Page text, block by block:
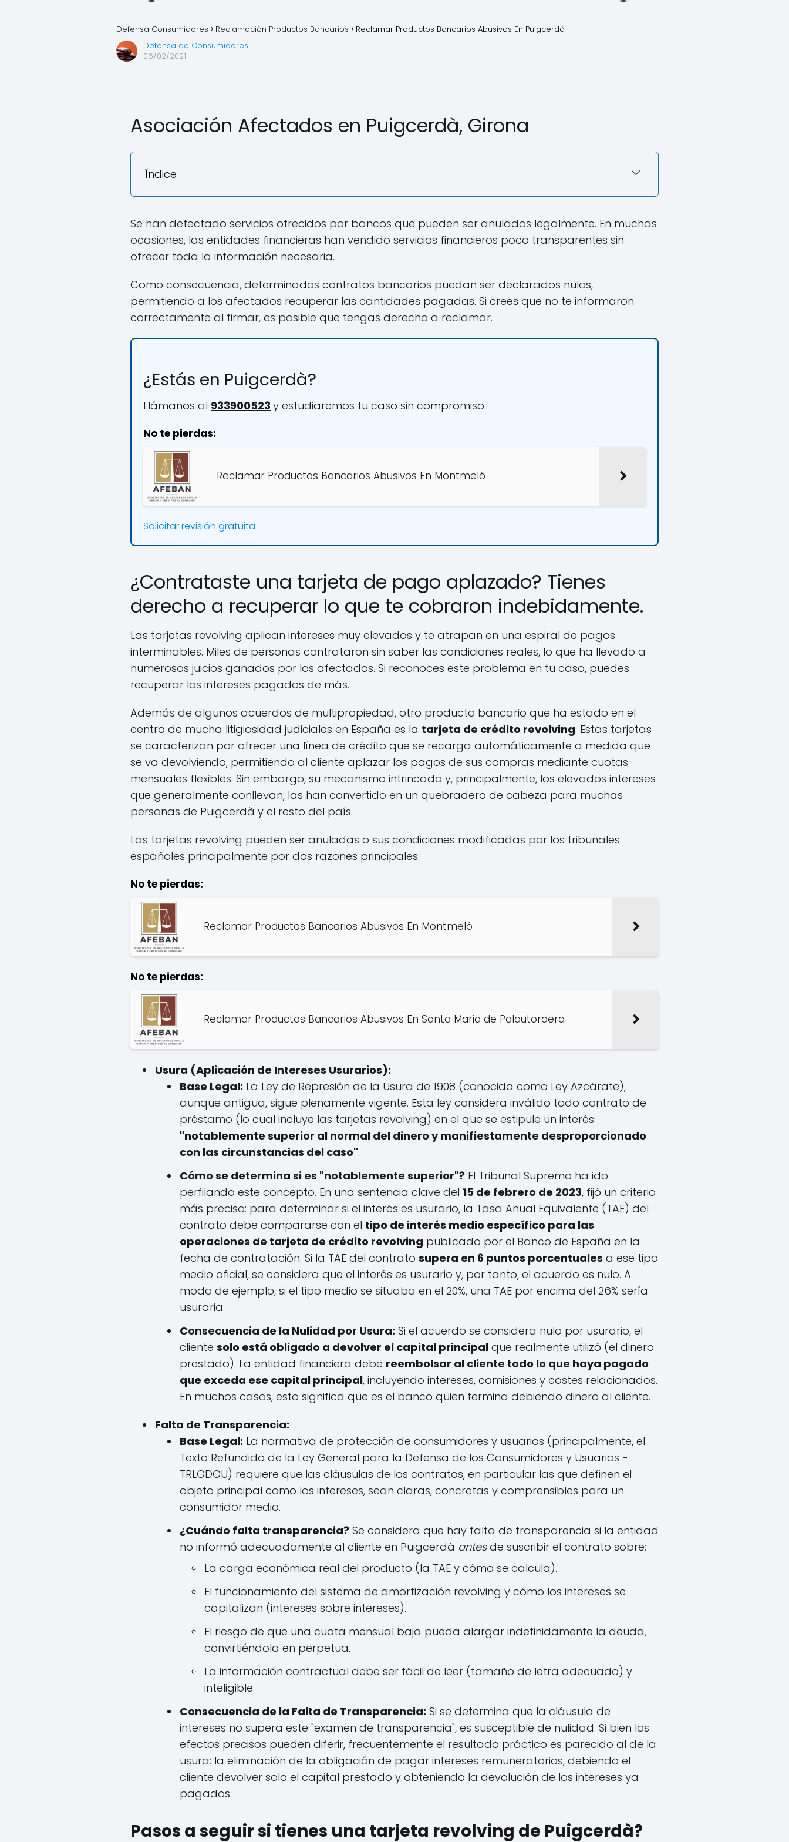
Defensa Consumidores Reclamación Productos Bancarios
Reclamar Productos Bancarios Abusivos En Puigcerdà
Defensa de Consumidores
06/02/2021
Asociación Afectados en Puigcerdà, Girona
Índice
Se han detectado servicios ofrecidos por bancos que pueden ser anulados legalmente. En muchas
ocasiones, las entidades financieras han vendido servicios financieros poco transparentes sin
ofrecer toda la información necesaria.
Como consecuencia, determinados contratos bancarios puedan ser declarados nulos,
permitiendo a los afectados recuperar las cantidades pagadas. Si crees que no te informaron
correctamente al firmar, es posible que tengas derecho a reclamar.
¿Estás en Puigcerdà?
Llámanos al 933900523 y estudiaremos tu caso sin compromiso.
No te pierdas:
Reclamar Productos Bancarios Abusivos En Montmeló
Solicitar revisión gratuita
¿Contrataste una tarjeta de pago aplazado? Tienes
derecho a recuperar lo que te cobraron indebidamente.
Las tarjetas revolving aplican intereses muy elevados y te atrapan en una espiral de pagos
interminables. Miles de personas contrataron sin saber las condiciones reales, lo que ha llevado a
numerosos juicios ganados por los afectados. Si reconoces este problema en tu caso, puedes
recuperar los intereses pagados de más.
Además de algunos acuerdos de multipropiedad, otro producto bancario que ha estado en el
centro de mucha litigiosidad judiciales en España es la tarjeta de crédito revolving. Estas tarjetas
se caracterizan por ofrecer una línea de crédito que se recarga automáticamente a medida que
se va devolviendo, permitiendo al cliente aplazar los pagos de sus compras mediante cuotas
mensuales flexibles. Sin embargo, su mecanismo intrincado y, principalmente, los elevados intereses
que generalmente conllevan, las han convertido en un quebradero de cabeza para muchas
personas de Puigcerdà y el resto del país.
Las tarjetas revolving pueden ser anuladas o sus condiciones modificadas por los tribunales
españoles principalmente por dos razones principales:
No te pierdas:
Reclamar Productos Bancarios Abusivos En Montmeló
No te pierdas:
Reclamar Productos Bancarios Abusivos En Santa Maria de Palautordera
Usura (Aplicación de Intereses Usurarios):
Base Legal: La Ley de Represión de la Usura de 1908 (conocida como Ley Azcárate),
aunque antigua, sigue plenamente vigente. Esta ley considera inválido todo contrato de
préstamo (lo cual incluye las tarjetas revolving) en el que se estipule un interés
"notablemente superior al normal del dinero y manifiestamente desproporcionado
con las circunstancias del caso".
Cómo se determina si es "notablemente superior"? El Tribunal Supremo ha ido
perfilando este concepto. En una sentencia clave del 15 de febrero de 2023, fijó un criterio
más preciso: para determinar si el interés es usurario, la Tasa Anual Equivalente (TAE) del
contrato debe compararse con el tipo de interés medio específico para las
operaciones de tarjeta de crédito revolving publicado por el Banco de España en la
fecha de contratación. Si la TAE del contrato supera en 6 puntos porcentuales a ese tipo
medio oficial, se considera que el interés es usurario y, por tanto, el acuerdo es nulo. A
modo de ejemplo, si el tipo medio se situaba en el 20%, una TAE por encima del 26% sería
usuraria.
Consecuencia de la Nulidad por Usura: Si el acuerdo se considera nulo por usurario, el
cliente solo está obligado a devolver el capital principal que realmente utilizó (el dinero
prestado). La entidad financiera debe reembolsar al cliente todo lo que haya pagado
que exceda ese capital principal, incluyendo intereses, comisiones y costes relacionados.
En muchos casos, esto significa que es el banco quien termina debiendo dinero al cliente.
Falta de Transparencia:
Base Legal: La normativa de protección de consumidores y usuarios (principalmente, el
Texto Refundido de la Ley General para la Defensa de los Consumidores y Usuarios -
TRLGDCU) requiere que las cláusulas de los contratos, en particular las que definen el
objeto principal como los intereses, sean claras, concretas y comprensibles para un
consumidor medio.
¿Cuándo falta transparencia? Se considera que hay falta de transparencia si la entidad
no informó adecuadamente al cliente en Puigcerdà antesde suscribir el contrato sobre:
La carga económica real del producto (la TAE y cómo se calcula).
El funcionamiento del sistema de amortización revolving y cómo los intereses se
capitalizan (intereses sobre intereses).
El riesgo de que una cuota mensual baja pueda alargar indefinidamente la deuda,
convirtiéndola en perpetua.
La información contractual debe ser fácil de leer (tamaño de letra adecuado) y
inteligible.
Consecuencia de la Falta de Transparencia: Si se determina que la cláusula de
intereses no supera este "examen de transparencia", es susceptible de nulidad. Si bien los
efectos precisos pueden diferir, frecuentemente el resultado práctico es parecido al de la
usura: la eliminación de la obligación de pagar intereses remuneratorios, debiendo el
cliente devolver solo el capital prestado y obteniendo la devolución de los intereses ya
pagados.
Pasos a seguir si tienes una tarjeta revolving de Puigcerdà?